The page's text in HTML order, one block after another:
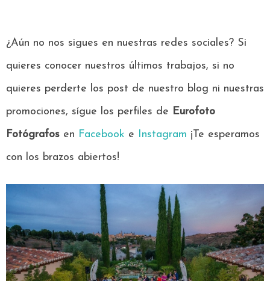
¿Aún no nos sigues en nuestras redes sociales? Si
quieres conocer nuestros últimos trabajos, si no
quieres perderte los post de nuestro blog ni nuestras
promociones, sígue los perfiles de Eurofoto
Fotógrafos en Facebook e Instagram ¡Te esperamos
con los brazos abiertos!